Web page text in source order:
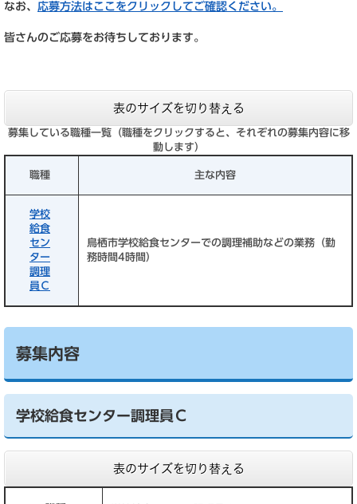
なお、 応募方法はここをクリックしてご確認ください。
皆さんのご応募をお待ちしております。
表のサイズを切り替える
募集している職種一覧（職種をクリックすると、それぞれの募集内容に移
動します）
職種 主な内容
学校
給食
セン
ター
調理
員Ｃ
鳥栖市学校給食センターでの調理補助などの業務（勤
務時間4時間）
募集内容
学校給食センター調理員Ｃ
表のサイズを切り替える